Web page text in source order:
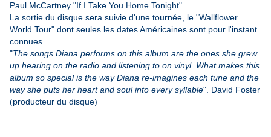
Paul McCartney "If I Take You Home Tonight".
La sortie du disque sera suivie d'une tournée, le "Wallflower
World Tour" dont seules les dates Américaines sont pour l'instant
connues.
"The songs Diana performs on this album are the ones she grew
up hearing on the radio and listening to on vinyl. What makes this
album so special is the way Diana re-imagines each tune and the
way she puts her heart and soul into every syllable". David Foster
(producteur du disque)